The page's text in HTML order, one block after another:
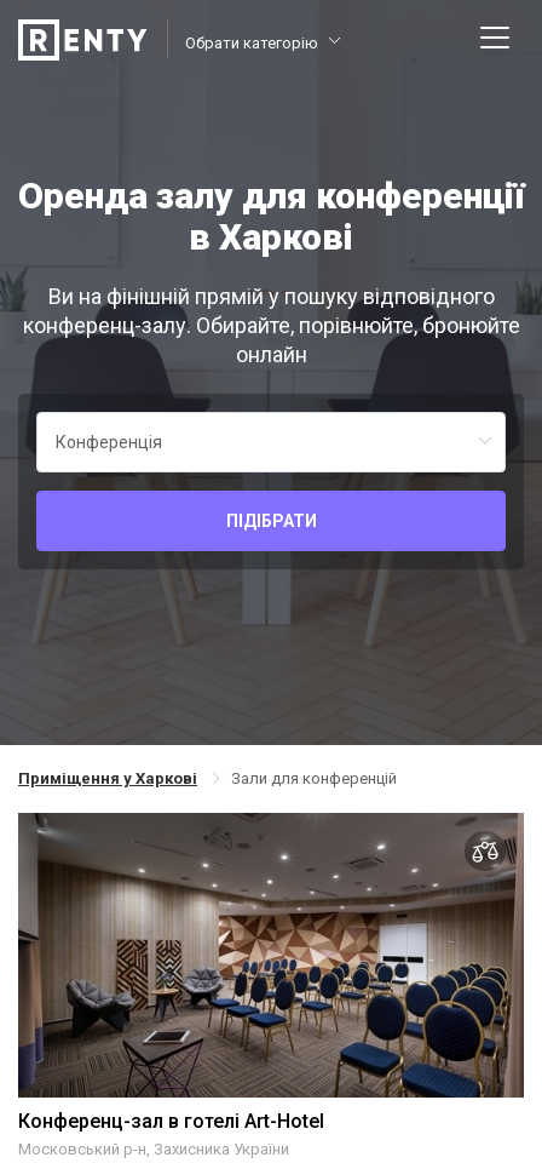
Обрати категорію
Оренда залу для конференції
в Харкові
Ви на фінішній прямій у пошуку відповідного
конференц-залу. Обирайте, порівнюйте, бронюйте
онлайн
ПІДІБРАТИ
Приміщення у Харкові Зали для конференцій
Конференц-зал в готелі Art-Hotel
Московський р-н, Захисника України